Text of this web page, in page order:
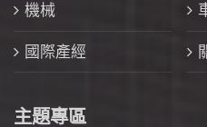
機械
國際產經
主題專區